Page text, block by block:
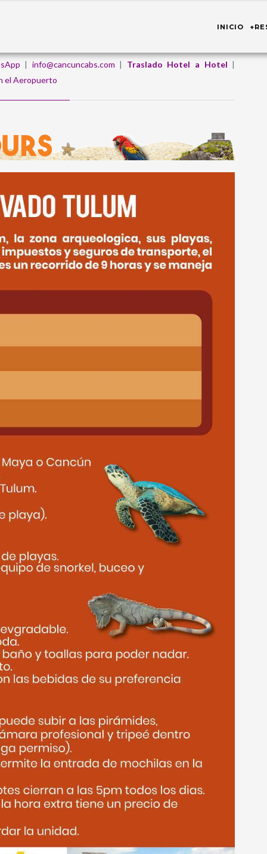
INICIO
| info@cancuncabs.com | Traslado Hotel a Hotel |
el Aeropuerto